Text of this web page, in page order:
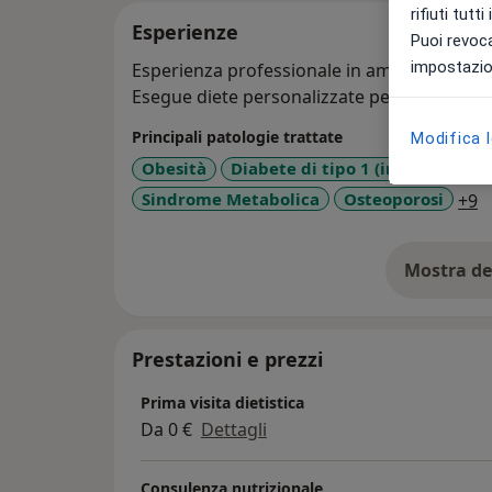
Esperienze
Esperienza professionale in ambito
Esegue diete personalizzate per ogni tipo
Principali patologie trattate
Obesità
Diabete di tipo 1 (insulino-
Sindrome Metabolica
Osteoporosi +9
Mostra
Prestazioni e prezzi
Prima visita dietistica
Da 0 € Dettagli
rifiuti tutti i
Puoi
Modifica